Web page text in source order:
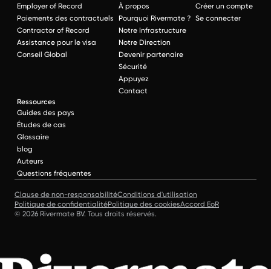
Employer of Record
Paiements des contractuels
Contractor of Record
Assistance pour le visa
Conseil Global
À propos
Pourquoi Rivermate ?
Notre Infrastructure
Notre Direction
Devenir partenaire
Sécurité
Appuyez
Contact
Créer un compte
Se connecter
Ressources
Guides des pays
Études de cas
Glossaire
blog
Auteurs
Questions fréquentes
Clause de non-responsabilitéConditions d'utilisation
Politique de confidentialitéPolitique des cookiesAccord EoR
© 2026 Rivermate BV. Tous droits réservés.